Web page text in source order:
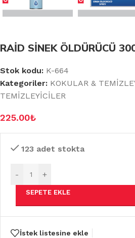
RAİD SİNEK ÖLDÜRÜCÜ
Stok kodu: K-664
Kategoriler: KOKULAR &
TEMİZLEYİCİLER
225.00₺
123 adet stokta
- +
SEPETE EKLE
İstek listesine ekle